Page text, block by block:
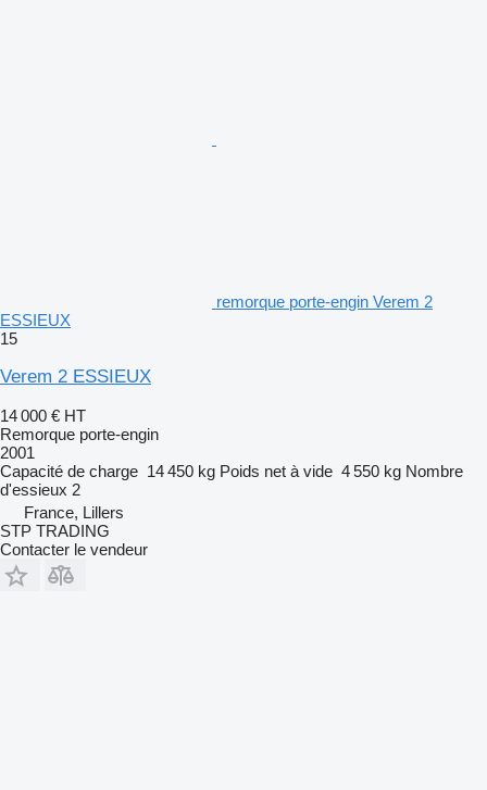
remorque porte-engin Verem 2
ESSIEUX
15
Verem 2 ESSIEUX
14 000 € HT
Remorque porte-engin
2001
Capacité de charge 14 450 kg Poids net à vide 4 550 kg Nombre
d'essieux 2
France, Lillers
STP TRADING
Contacter le vendeur